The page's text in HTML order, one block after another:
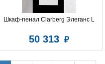
Шкаф-пенал Clarberg Элеганс L
50 313